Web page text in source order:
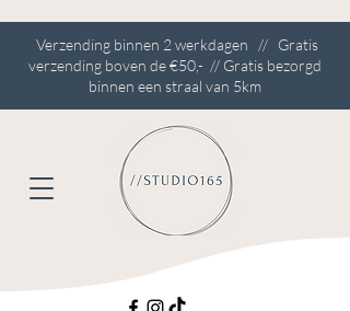
Verzending binnen 2 werkdagen // Gratis
verzending boven de €50,- // Gratis bezorgd
binnen een straal van 5km